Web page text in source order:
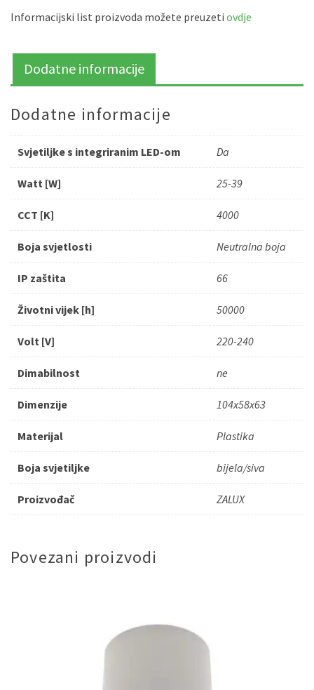
Informacijski list proizvoda možete preuzeti ovdje
Dodatne informacije
Dodatne informacije
Svjetiljke s integriranim LED-om Da
Watt [W] 25-39
CCT [K] 4000
Boja svjetlosti Neutralna boja
IP zaštita 66
Životni vijek [h] 50000
Volt [V] 220-240
Dimabilnost ne
Dimenzije 104x58x63
Materijal Plastika
Boja svjetiljke bijela/siva
Proizvođač ZALUX
Povezani proizvodi